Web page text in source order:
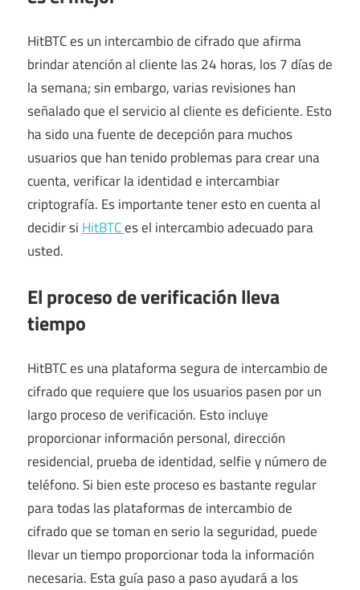
HitBTC es un intercambio de cifrado que afirma
brindar atención al cliente las 24 horas, los 7 días de
la semana; sin embargo, varias revisiones han
señalado que el servicio al cliente es deficiente. Esto
ha sido una fuente de decepción para muchos
usuarios que han tenido problemas para crear una
cuenta, verificar la identidad e intercambiar
criptografía. Es importante tener esto en cuenta al
decidir si HitBTCes el intercambio adecuado para
usted.
El proceso de verificación lleva
tiempo
HitBTC es una plataforma segura de intercambio de
cifrado que requiere que los usuarios pasen por un
largo proceso de verificación. Esto incluye
proporcionar información personal, dirección
residencial, prueba de identidad, selfie y número de
teléfono. Si bien este proceso es bastante regular
para todas las plataformas de intercambio de
cifrado que se toman en serio la seguridad, puede
llevar un tiempo proporcionar toda la información
necesaria. Esta guía paso a paso ayudará a los